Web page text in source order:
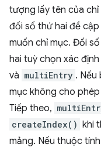
tượng lấy tên của chỉ
đối số thứ hai đề
muốn chỉ mục. Đối
hai tuỳ chọn xác
và multiEntry . Nếu
mục không cho
Tiếp theo,
createIndex() khi
mảng. Nếu thuộc